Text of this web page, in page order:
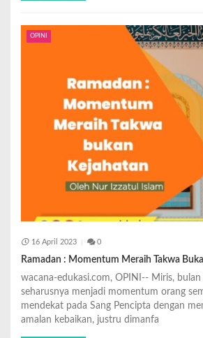
OPINI
16 April 2023 0
Ramadan : Momentum Meraih Takwa
wacana-edukasi.com, OPINI-- Miris,
seharusnya menjadi momentum orang
mendekat pada Sang Pencipta dengan
amalan kebaikan, justru dimanfa